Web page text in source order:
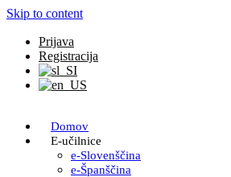
Skip to content
Prijava
Registracija
Domov
E-učilnice
e-Slovenščina
e-Španščina